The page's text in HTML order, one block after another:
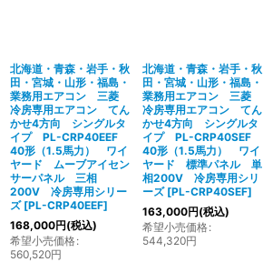
北海道・青森・岩手・秋
田・宮城・山形・福島・
業務用エアコン 三菱
冷房専用エアコン てん
かせ4方向 シングルタ
イプ PL-CRP40EEF
40形（1.5馬力） ワイ
ヤード ムーブアイセン
サーパネル 三相
200V 冷房専用シリー
ズ [PL-CRP40EEF]
168,000円(税込)
希望小売価格:
560,520円
北海道・青森・岩手・秋
田・宮城・山形・福島・
業務用エアコン 三菱
冷房専用エアコン てん
かせ4方向 シングルタ
イプ PL-CRP40SEF
40形（1.5馬力） ワイ
ヤード 標準パネル 単
相200V 冷房専用シリ
ーズ [PL-CRP40SEF]
163,000円(税込)
希望小売価格:
544,320円